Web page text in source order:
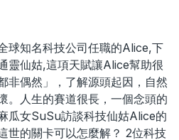
球知名科技公司任職的Alice,下
靈仙姑,這項天賦讓Alice幫助很
非偶然」，了解源頭起因，自然
。人生的賽道很長，一個念頭的
瓜女SuSu訪談科技仙姑Alice的
世的關卡可以怎麼解？ 2位科技